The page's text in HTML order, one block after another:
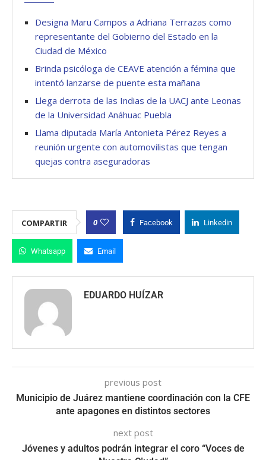
Designa Maru Campos a Adriana Terrazas como
representante del Gobierno del Estado en la
Ciudad de México
Brinda psicóloga de CEAVE atención a fémina que
intentó lanzarse de puente esta mañana
Llega derrota de las Indias de la UACJ ante Leonas
de la Universidad Anáhuac Puebla
Llama diputada María Antonieta Pérez Reyes a
reunión urgente con automovilistas que tengan
quejas contra aseguradoras
COMPARTIR 0 Facebook Linkedin
Whatsapp Email
EDUARDO HUÍZAR
previous post
Municipio de Juárez mantiene coordinación con la CFE
ante apagones en distintos sectores
next post
Jóvenes y adultos podrán integrar el coro “Voces de